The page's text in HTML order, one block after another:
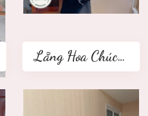
Lẵng Hoa Chúc Mừng